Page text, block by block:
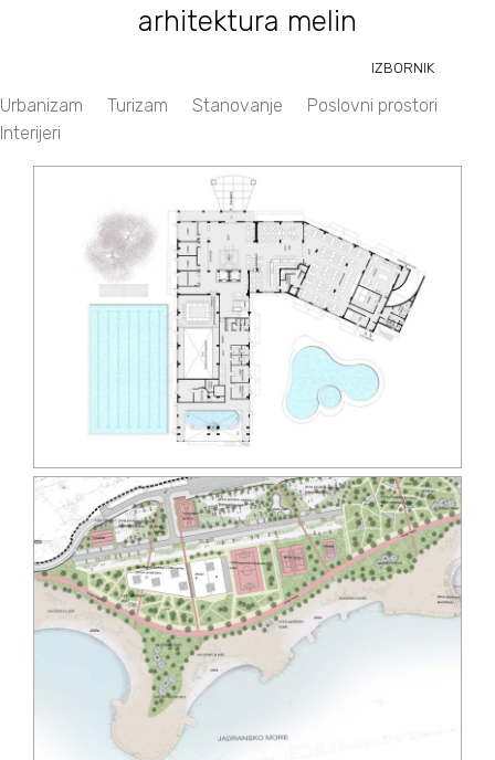
arhitektura melin
IZBORNIK
Projekti
Kontakt
Urbanizam Turizam Stanovanje
Poslovni prostori
Interijeri